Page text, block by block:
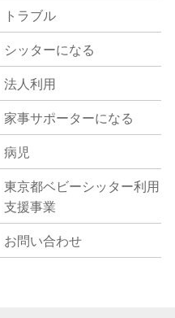
トラブル
シッターになる
法人利用
家事サポーターになる
病児
東京都ベビーシッター利用
支援事業
お問い合わせ